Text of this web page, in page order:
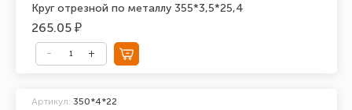
Круг отрезной по металлу 355*3,5*25,4
265.05 ₽
Артикул: 350*4*22